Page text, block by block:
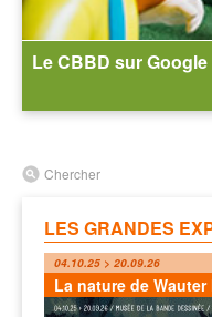
Le CBBD sur
Chercher
LES GRANDES
04.10.25 > 20.09.26
La nature de Wauter